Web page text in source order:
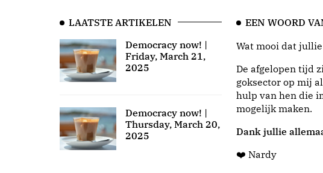
LAATSTE ARTIKELEN
Democracy now! |
Friday, March 21,
2025
Democracy now! |
Thursday, March 20,
2025
EEN WOORD
Wat mooi dat
De afgelopen tijd
goksector op mij
hulp van hen die
mogelijk maken.
Dank jullie
❤️ Nardy